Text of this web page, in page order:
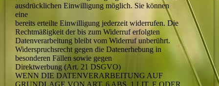
ausdrücklichen Einwilligung möglich. Sie können
eine
bereits erteilte Einwilligung jederzeit widerrufen. Die
Rechtmäßigkeit der bis zum Widerruf erfolgten
Datenverarbeitung bleibt vom Widerruf unberührt.
Widerspruchsrecht gegen die Datenerhebung in
besonderen Fällen sowie gegen
Direktwerbung (Art. 21 DSGVO)
WENN DIE DATENVERARBEITUNG AUF